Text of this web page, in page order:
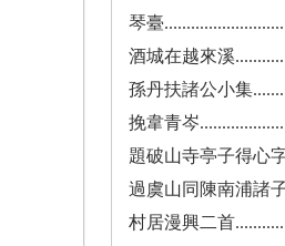
琴臺
酒城在越來溪
孫丹扶諸公小集
挽韋青岑
題破山寺亭子得心
過虞山同陳南浦諸
村居漫興二首